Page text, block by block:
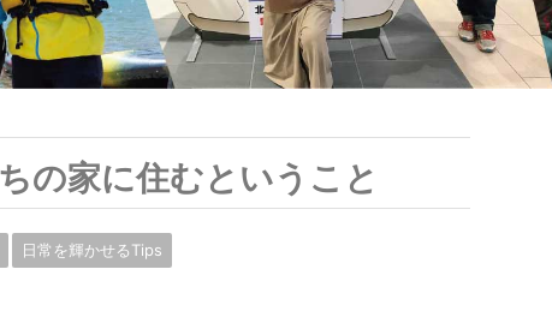
の家に住むということ
日常を輝かせるTips